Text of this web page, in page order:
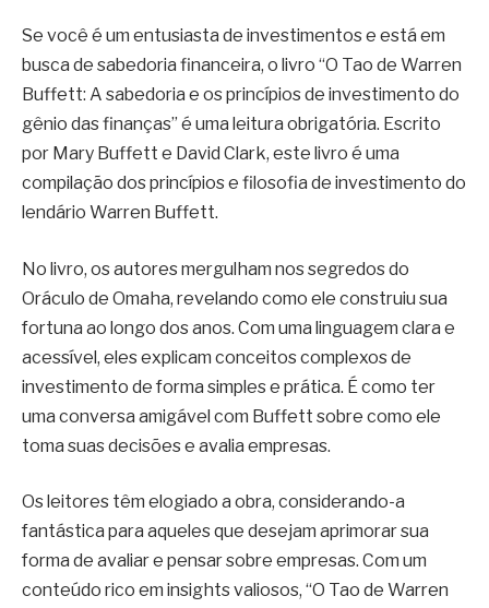
Se você é um entusiasta de investimentos e está em
busca de sabedoria financeira, o livro “O Tao de Warren
Buffett: A sabedoria e os princípios de investimento do
gênio das finanças” é uma leitura obrigatória. Escrito
por Mary Buffett e David Clark, este livro é uma
compilação dos princípios e filosofia de investimento do
lendário Warren Buffett.
No livro, os autores mergulham nos segredos do
Oráculo de Omaha, revelando como ele construiu sua
fortuna ao longo dos anos. Com uma linguagem clara e
acessível, eles explicam conceitos complexos de
investimento de forma simples e prática. É como ter
uma conversa amigável com Buffett sobre como ele
toma suas decisões e avalia empresas.
Os leitores têm elogiado a obra, considerando-a
fantástica para aqueles que desejam aprimorar sua
forma de avaliar e pensar sobre empresas. Com um
conteúdo rico em insights valiosos, “O Tao de Warren